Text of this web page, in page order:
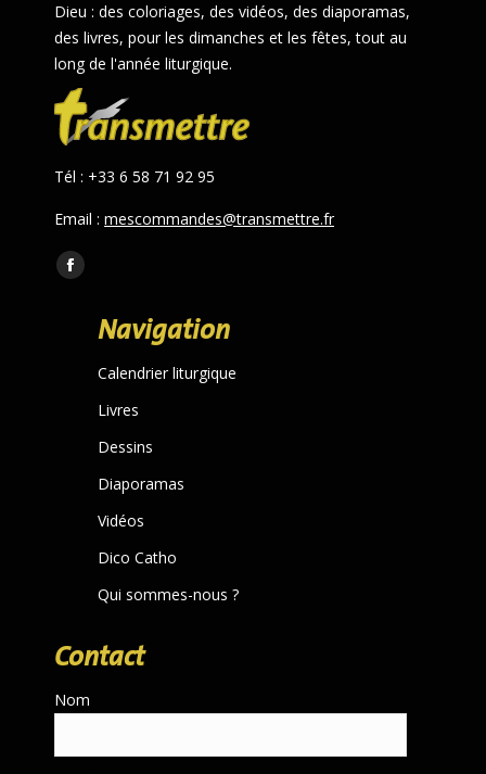
Dieu : des coloriages, des vidéos, des diaporamas,
des livres, pour les dimanches et les fêtes, tout au
long de l'année liturgique.
Tél : +33 6 58 71 92 95
Email : mescommandes@transmettre.fr
Trouvez nous sur :
Facebook
opens
window
Navigation
Calendrier liturgique
Livres
Dessins
Diaporamas
Vidéos
Dico Catho
Qui sommes-nous ?
Contact
Nom